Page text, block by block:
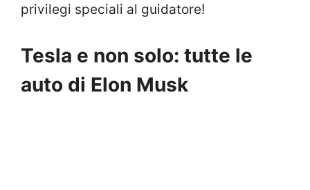
privilegi speciali al guidatore!
Tesla e non solo: tutte le
auto di Elon Musk